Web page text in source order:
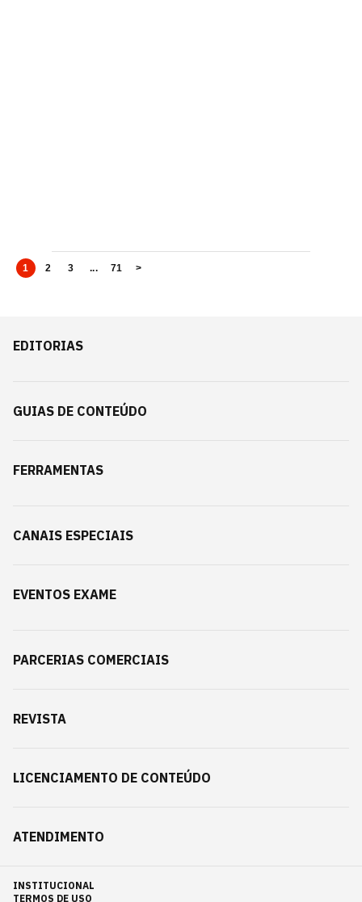
1 2 3 ... 71 >
EDITORIAS
GUIAS DE CONTEÚDO
FERRAMENTAS
CANAIS ESPECIAIS
EVENTOS EXAME
PARCERIAS COMERCIAIS
REVISTA
LICENCIAMENTO DE CONTEÚDO
ATENDIMENTO
INSTITUCIONAL
TERMOS DE USO